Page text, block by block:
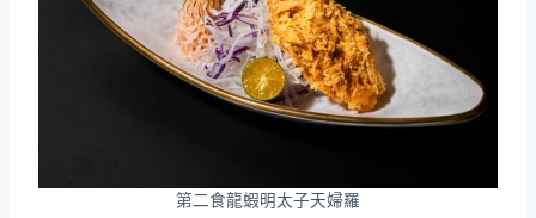
第二食龍蝦明太子天婦羅